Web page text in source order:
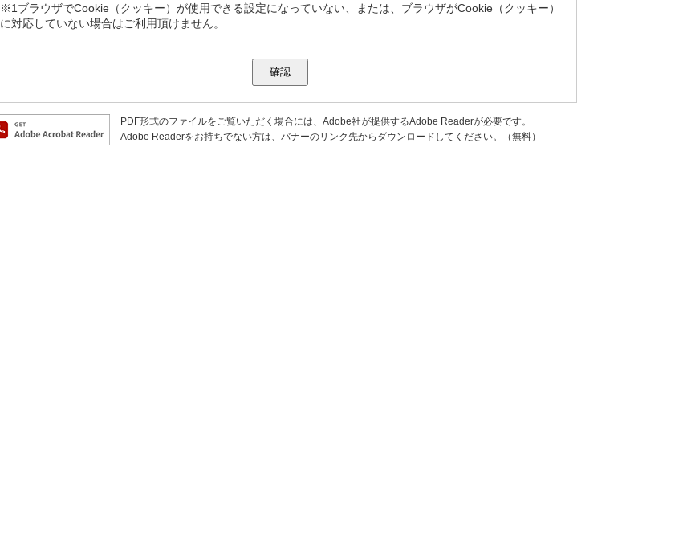
※1ブラウザでCookie（クッキー）が使用できる設定になっていない、または、ブラウザがCookie（クッキー）
に対応していない場合はご利用頂けません。
PDF形式のファイルをご覧いただく場合には、Adobe社が提供するAdobe Readerが必要です。
Adobe Readerをお持ちでない方は、バナーのリンク先からダウンロードしてください。（無料）